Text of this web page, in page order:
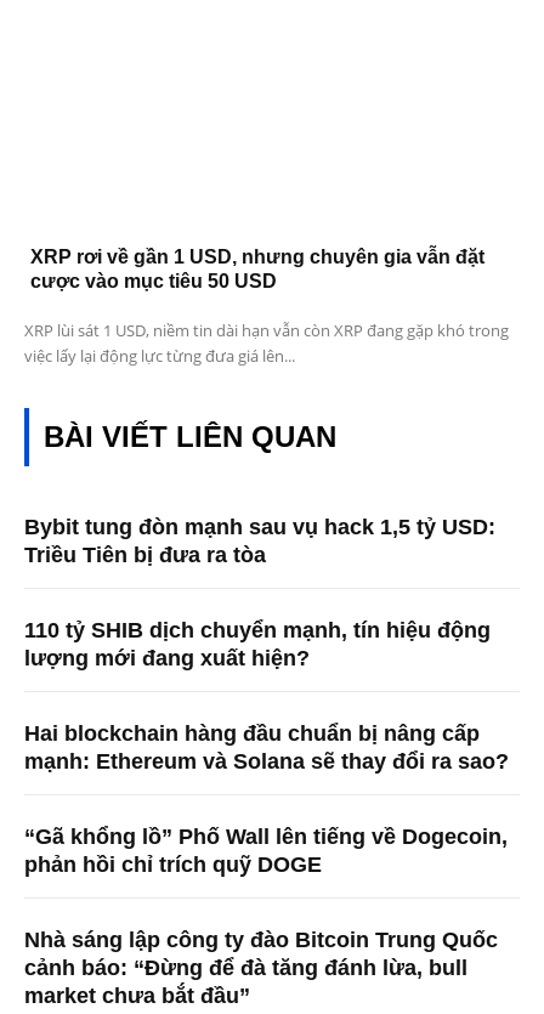
XRP rơi về gần 1 USD, nhưng chuyên gia vẫn đặt
cược vào mục tiêu 50 USD
XRP lùi sát 1 USD, niềm tin dài hạn vẫn còn XRP đang gặp khó trong
việc lấy lại động lực từng đưa giá lên...
BÀI VIẾT LIÊN QUAN
Bybit tung đòn mạnh sau vụ hack 1,5 tỷ USD:
Triều Tiên bị đưa ra tòa
110 tỷ SHIB dịch chuyển mạnh, tín hiệu động
lượng mới đang xuất hiện?
Hai blockchain hàng đầu chuẩn bị nâng cấp
mạnh: Ethereum và Solana sẽ thay đổi ra sao?
“Gã khổng lồ” Phố Wall lên tiếng về Dogecoin,
phản hồi chỉ trích quỹ DOGE
Nhà sáng lập công ty đào Bitcoin Trung Quốc
cảnh báo: “Đừng để đà tăng đánh lừa, bull
market chưa bắt đầu”